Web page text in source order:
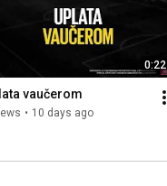
0:22
vaučerom
• 10 days ago